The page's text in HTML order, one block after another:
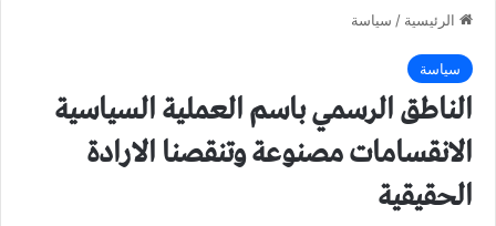
الرئيسية / سياسة
سياسة
الناطق الرسمي باسم العملية السياسية
الانقسامات مصنوعة وتنقصنا الارادة
الحقيقية